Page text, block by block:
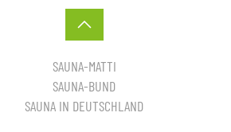
SAUNA-MATTI
SAUNA-BUND
SAUNA IN DEUTSCHLAND